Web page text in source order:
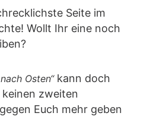
Seite im
Wollt Ihr eine noch
Osten“kann doch
zweiten
Euch mehr geben